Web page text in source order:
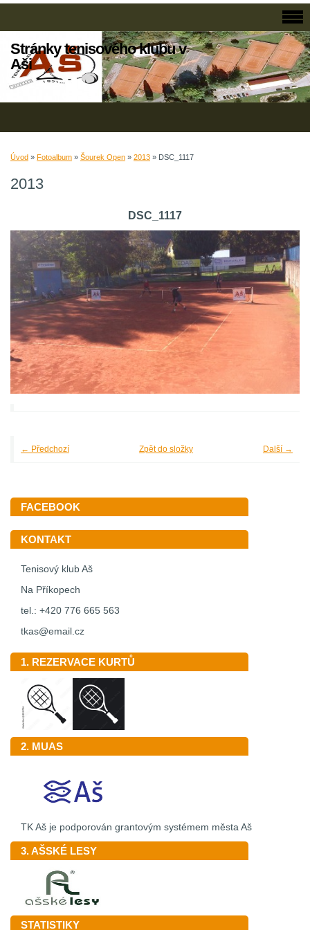
Stránky tenisového klubu v
Aši
Úvod » Fotoalbum » Šourek Open » 2013 » DSC_1117
2013
DSC_1117
← Předchozí Další →
Zpět do složky
FACEBOOK
KONTAKT
Tenisový klub Aš
Na Příkopech
tel.: +420 776 665 563
tkas@email.cz
1. REZERVACE KURTŮ
2. MUAS
TK Aš je podporován grantovým systémem města Aš
3. AŠSKÉ LESY
STATISTIKY